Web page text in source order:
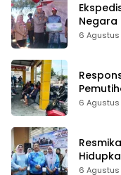
Negara
6
6
6